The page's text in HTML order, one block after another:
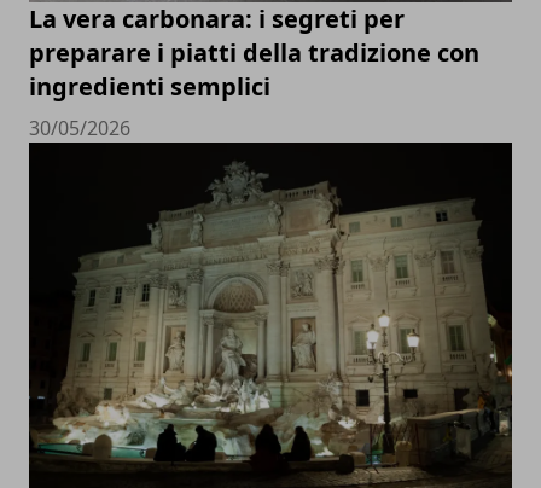
La vera carbonara: i segreti per
preparare i piatti della tradizione con
ingredienti semplici
30/05/2026